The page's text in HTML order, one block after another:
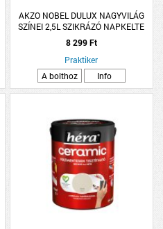
AKZO NOBEL DULUX NAGYVILÁG
SZÍNEI 2,5L SZIKRÁZÓ NAPKELTE
8 299 Ft
Praktiker
A bolthoz
Info